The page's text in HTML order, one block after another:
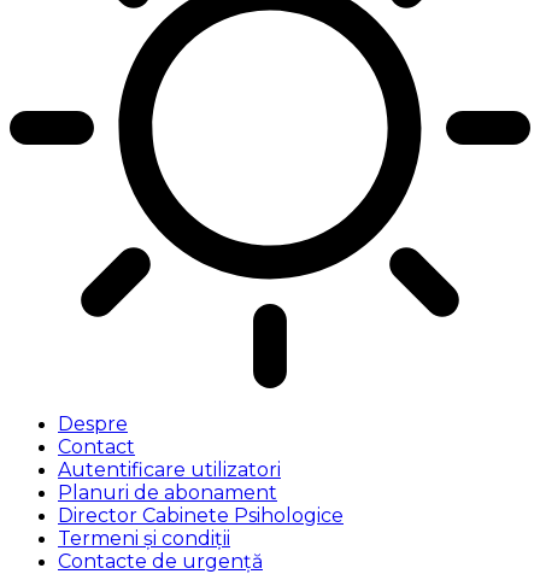
Despre
Contact
Autentificare utilizatori
Planuri de abonament
Director Cabinete Psihologice
Termeni și condiții
Contacte de urgență